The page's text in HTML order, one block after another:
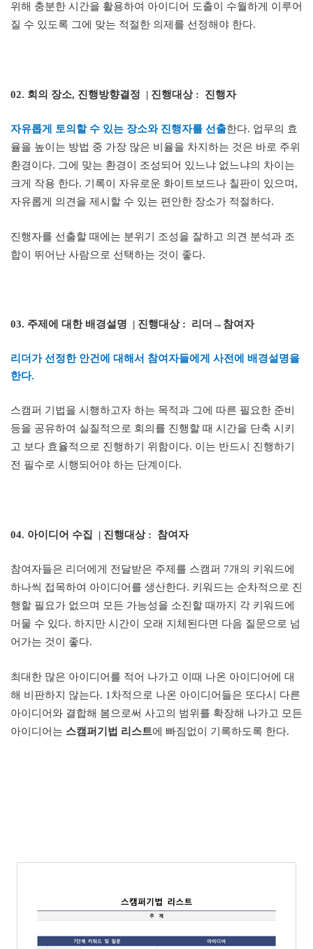
위해 충분한 시간을 활용하여 아이디어 도출이 수월하게 이루어
질 수 있도록 그에 맞는 적절한 의제를 선정해야 한다.
02. 회의 장소, 진행방향결정 | 진행대상: 진행자
자유롭게 토의할 수 있는 장소와 진행자를 선출한다. 업무의 효
율을 높이는 방법 중 가장 많은 비율을 차지하는 것은 바로 주위
환경이다. 그에 맞는 환경이 조성되어 있느냐 없느냐의 차이는
크게 작용 한다. 기록이 자유로운 화이트보드나 칠판이 있으며 ,
자유롭게 의견을 제시할 수 있는 편안한 장소가 적절하다.
진행자를 선출할 때에는 분위기 조성을 잘하고 의견 분석과 조
합이 뛰어난 사람으로 선택하는 것이 좋다.
03. 주제에 대한 배경설명 | 진행대상: 리더→참여자
리더가 선정한 안건에 대해서 참여자들에게 사전에 배경설명을
한다.
스캠퍼 기법을 시행하고자 하는 목적과 그에 따른 필요한 준비
등을 공유하여 실질적으로 회의를 진행할 때 시간을 단축 시키
고 보다 효율적으로 진행하기 위함이다. 이는 반드시 진행하기
전 필수로 시행되어야 하는 단계이다.
04. 아이디어 수집 | 진행대상: 참여자
참여자들은 리더에게 전달받은 주제를 스캠퍼 7개의 키워드에
하나씩 접목하여 아이디어를 생산한다. 키워드는 순차적으로 진
행할 필요가 없으며 모든 가능성을 소진할 때까지 각 키워드에
머물 수 있다. 하지만 시간이 오래 지체된다면 다음 질문으로 넘
어가는 것이 좋다.
최대한 많은 아이디어를 적어 나가고 이때 나온 아이디어에 대
해 비판하지 않는다. 1차적으로 나온 아이디어들은 또다시 다른
아이디어와 결합해 봄으로써 사고의 범위를 확장해 나가고 모든
아이디어는 스캠퍼기법 리스트에 빠짐없이 기록하도록 한다.